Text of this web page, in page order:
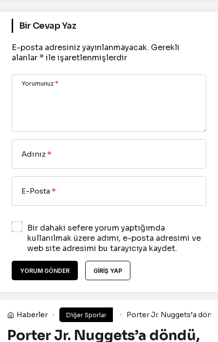
Bir Cevap Yaz
E-posta adresiniz yayınlanmayacak. Gerekli
alanlar*ile işaretlenmişlerdir
Yorumunuz *
Adınız *
E-Posta*
Bir dahaki sefere yorum yaptığımda
kullanılmak üzere adımı, e-posta adresimi ve
web site adresimi bu tarayıcıya kaydet.
YORUM GÖNDER GIRIŞ YAP
Haberler Diğer Sporlar Porter Jr. Nuggets’a
Porter Jr. Nuggets’a döndü,